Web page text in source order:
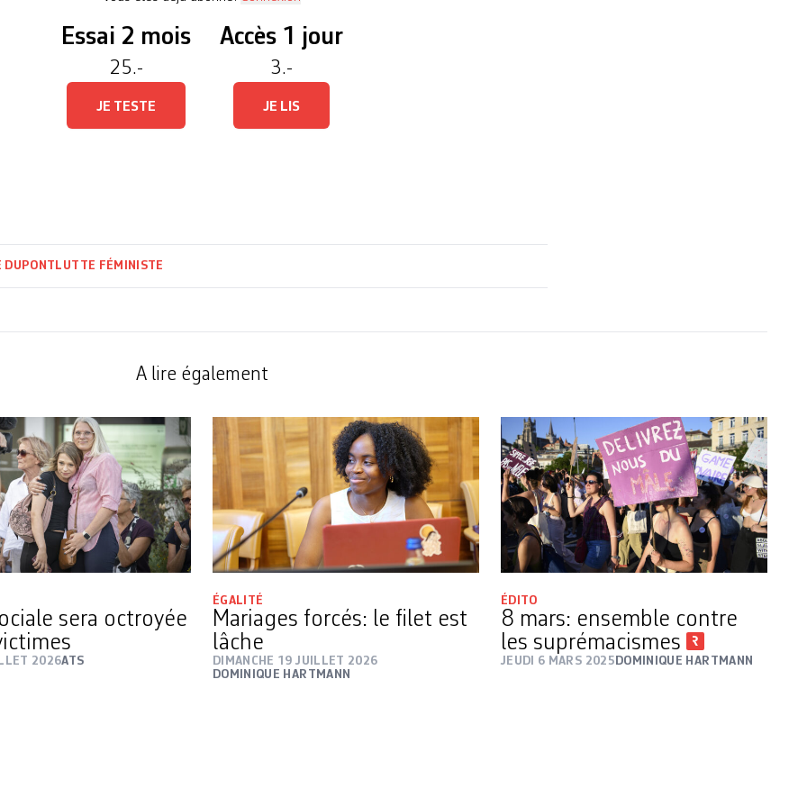
Essai 2 mois
25.-
JE TESTE
Accès 1 jour
3.-
JE LIS
DUPONT LUTTE FÉMINISTE
A lire également
sera octroyée
2026ATS
ÉGALITÉ
Mariages forcés: le filet est
lâche
DIMANCHE 19 JUILLET 2026
DOMINIQUE HARTMANN
ÉDITO
8 mars: ensemble contre
les suprémacismes
JEUDI 6 MARS 2025 DOMINIQUE HARTMANN